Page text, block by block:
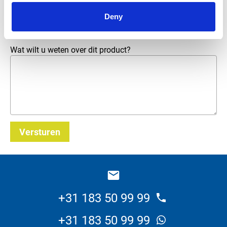
Deny
Wat wilt u weten over dit product?
Versturen
+31 183 50 99 99
+31 183 50 99 99